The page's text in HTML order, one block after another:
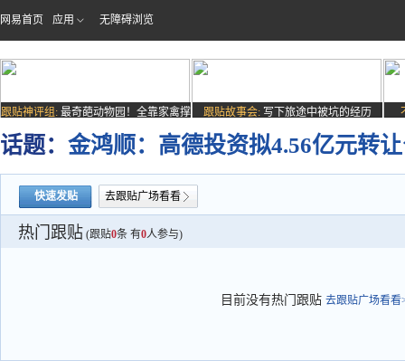
网易首页 应用 无障碍浏览
跟贴神评组: 最奇葩动物园！全靠家禽撑
场子
跟贴故事会: 写下旅途中被坑的经历
话题： 金鸿顺：高德投资拟4.56亿元转
快速发贴 去跟贴广场看看
热门跟贴 (跟贴0条 有0人参与)
目前没有热门跟贴 去跟贴广场看看